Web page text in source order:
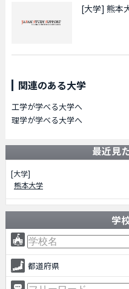
[大学] 熊本
関連のある大学
工学が学べる大学へ
理学が学べる大学へ
最近見
[大学]
熊本大学
学
都道府県